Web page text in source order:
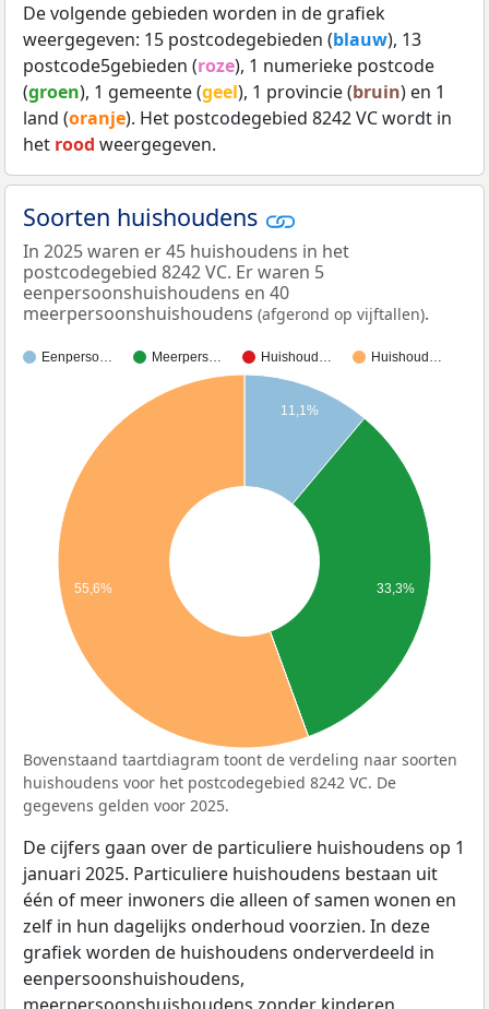
De volgende gebieden worden in de grafiek
weergegeven: 15 postcodegebieden (blauw), 13
postcode5gebieden (roze), 1 numerieke postcode
(groen), 1 gemeente (geel), 1 provincie (bruin) en 1
land (oranje). Het postcodegebied 8242 VC wordt in
het rood weergegeven.
Soorten huishoudens
In 2025 waren er 45 huishoudens in het
postcodegebied 8242 VC. Er waren 5
eenpersoonshuishoudens en 40
meerpersoonshuishoudens (afgerond op vijftallen).
Eenperso… Meerpers… Huishoud… Huishoud…
11,1%
33,3%
55,6%
Bovenstaand taartdiagram toont de verdeling naar soorten
huishoudens voor het postcodegebied 8242 VC. De
gegevens gelden voor 2025.
De cijfers gaan over de particuliere huishoudens op 1
januari 2025. Particuliere huishoudens bestaan uit
één of meer inwoners die alleen of samen wonen en
zelf in hun dagelijks onderhoud voorzien. In deze
grafiek worden de huishoudens onderverdeeld in
eenpersoonshuishoudens,